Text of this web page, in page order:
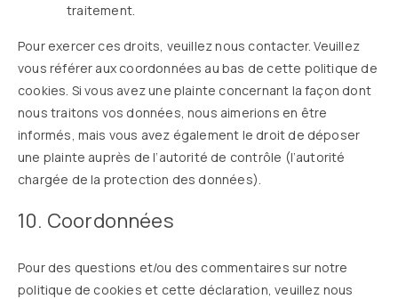
traitement.
Pour exercer ces droits, veuillez nous contacter. Veuillez
vous référer aux coordonnées au bas de cette politique de
cookies. Si vous avez une plainte concernant la façon dont
nous traitons vos données, nous aimerions en être
informés, mais vous avez également le droit de déposer
une plainte auprès de l’autorité de contrôle (l’autorité
chargée de la protection des données).
10. Coordonnées
Pour des questions et/ou des commentaires sur notre
politique de cookies et cette déclaration, veuillez nous